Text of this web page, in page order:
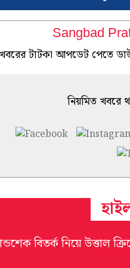
Sangbad
টাটকা আপডেট পেতে
নিয়মিত
বিতর্ক নিয়ে উত্তাল